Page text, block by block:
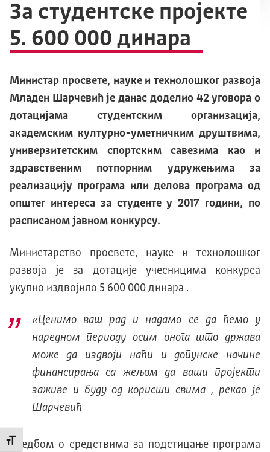
Промени величину слова
За студентске пројекте
5. 600 000 динара
Министар просвете, науке и технолошког развоја
Младен Шарчевић je данас доделио 42 уговора о
дотацијама студентским организација,
академским културно-уметничким друштвима,
универзитетским спортским савезима као и
здравственим потпорним удружењима за
реализацију програма или делова програма од
општег интереса за студенте у 2017 години, по
расписаном јавном конкурсу.
Министарство просвете, науке и технолошког
развоја је за дотације учесницима конкурса
укупно издвојило 5 600 000 динара .
«Ценимо ваш рад и надамо се да ћемо у
наредном периоду осим онога што држава
може да издвоји наћи и допунске начине
финансирања са жељом да ваши пројекти
заживе и буду од користи свима , рекао је
Шарчевић
Уредбом о средствима за подстицање програма